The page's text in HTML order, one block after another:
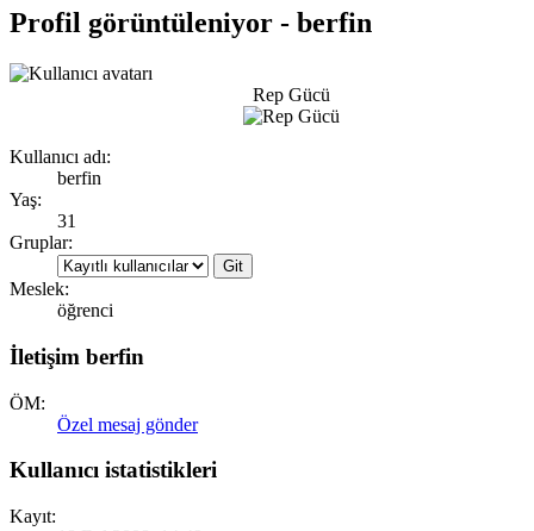
Profil görüntüleniyor - berfin
Rep Gücü
Kullanıcı adı:
berfin
Yaş:
31
Gruplar:
Meslek:
öğrenci
İletişim berfin
ÖM:
Özel mesaj gönder
Kullanıcı istatistikleri
Kayıt: